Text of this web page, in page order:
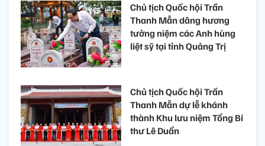
Chủ tịch Quốc hội Trần
Thanh Mẫn dâng hương
tưởng niệm các Anh hùng
liệt sỹ tại tỉnh Quảng Trị
Chủ tịch Quốc hội Trần
Thanh Mẫn dự lễ khánh
thành Khu lưu niệm Tổng Bí
thư Lê Duẩn